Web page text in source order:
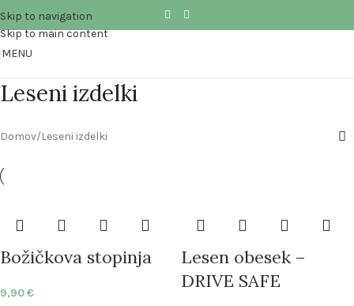
Skip to navigation
Skip to main content
MENU
Leseni izdelki
Domov Leseni izdelki
Božičkova stopinja
9,90€
Lesen obesek –
DRIVE SAFE